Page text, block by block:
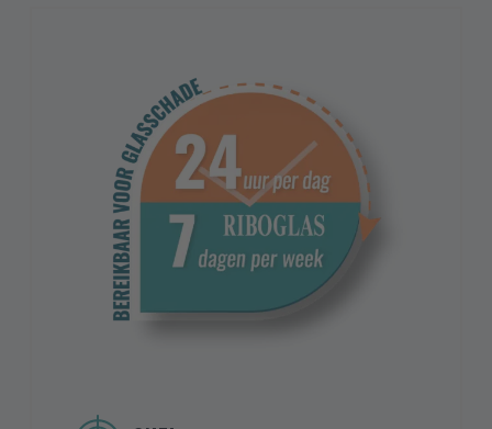
Ik ga akkoord met het Privacy beleid.
Hierbij geef ik toestemming om mij een e-mail te sturen met
een vrijblijvende offerte.
CAPTCHA